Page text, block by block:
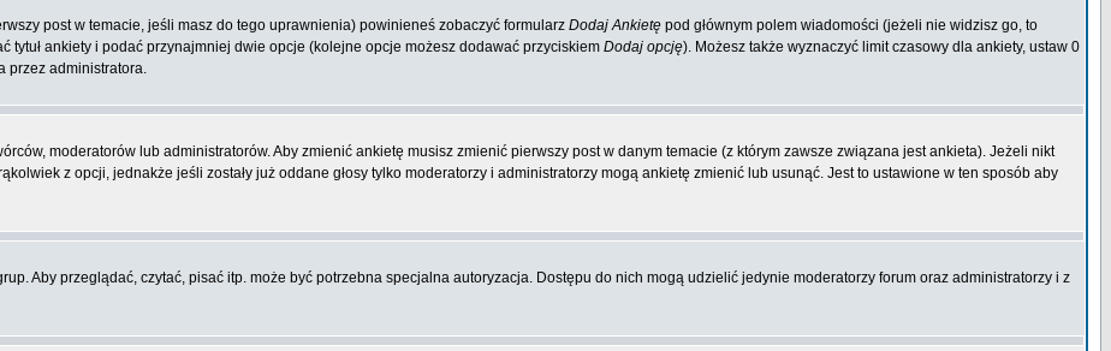
post w temacie, jeśli masz do tego uprawnienia) powinieneś zobaczyć formularz Dodaj Ankietę pod głównym polem wiadomości (jeżeli nie widzisz go, to
ankiety i podać przynajmniej dwie opcje (kolejne opcje możesz dodawać przyciskiem Dodaj opcję). Możesz także wyznaczyć limit czasowy dla ankiety, ustaw 0
przez administratora.
moderatorów lub administratorów. Aby zmienić ankietę musisz zmienić pierwszy post w danym temacie (z którym zawsze związana jest ankieta). Jeżeli nikt
z opcji, jednakże jeśli zostały już oddane głosy tylko moderatorzy i administratorzy mogą ankietę zmienić lub usunąć. Jest to ustawione w ten sposób aby
Aby przeglądać, czytać, pisać itp. może być potrzebna specjalna autoryzacja. Dostępu do nich mogą udzielić jedynie moderatorzy forum oraz administratorzy i z